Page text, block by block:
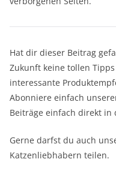
Hat dir dieser Beitrag
Zukunft keine tollen
interessante
Abonniere einfach
Beiträge einfach direkt in
Gerne darfst du auch
Katzenliebhabern teilen.